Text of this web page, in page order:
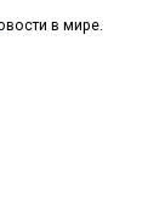
в мире.